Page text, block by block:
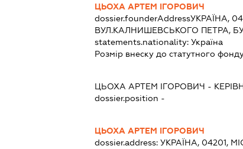
ЦЬОХА АРТЕМ ІГОРОВИЧ
dossier.founderAddressУКРАЇНА,
ВУЛ.КАЛНИШЕВСЬКОГО ПЕТРА,
statements.nationality: Україна
Розмір внеску до статутного
ЦЬОХА АРТЕМ ІГОРОВИЧ -
dossier.position -
ЦЬОХА АРТЕМ ІГОРОВИЧ
dossier.address: УКРАЇНА, 04201,